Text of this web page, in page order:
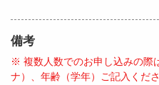
備考
※ 複数人数でのお申し込みの際
ナ）、年齢（学年）ご記入くださ